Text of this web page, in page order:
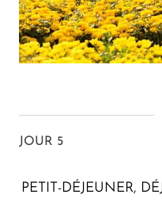
JOUR 5
PETIT-DÉJEUNER,